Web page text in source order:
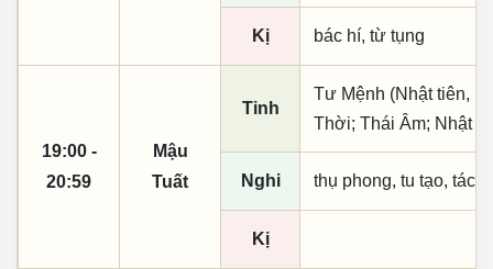
Kị bác hí, từ tụng
19:00 -
20:59
Mậu
Tuất
Tinh
Tư Mệnh (Nhật tiên,
Thời; Thái Âm; Nhật
Nghi thụ phong, tu tạo, tác
Kị